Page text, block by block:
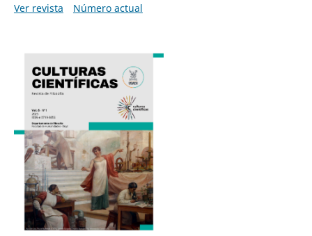
Ver revista
Número actual